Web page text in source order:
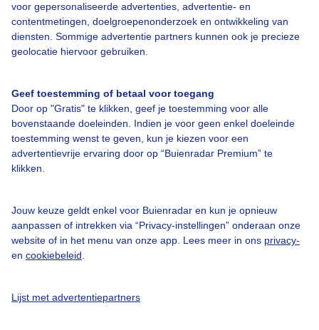
voor gepersonaliseerde advertenties, advertentie- en
contentmetingen, doelgroepenonderzoek en ontwikkeling van
diensten. Sommige advertentie partners kunnen ook je precieze
geolocatie hiervoor gebruiken.
Geef toestemming of betaal voor toegang
Door op "Gratis" te klikken, geef je toestemming voor alle
bovenstaande doeleinden. Indien je voor geen enkel doeleinde
toestemming wenst te geven, kun je kiezen voor een
advertentievrije ervaring door op “Buienradar Premium” te
klikken.
Jouw keuze geldt enkel voor Buienradar en kun je opnieuw
aanpassen of intrekken via “Privacy-instellingen” onderaan onze
website of in het menu van onze app. Lees meer in ons privacy-
en cookiebeleid
Lijst met advertentiepartners
Over Buienradar
Veelgestelde vragen
Contact
Toegankelijkheid
Gebruikersvoorwaarden
Buienradar Team
Privacy beleid